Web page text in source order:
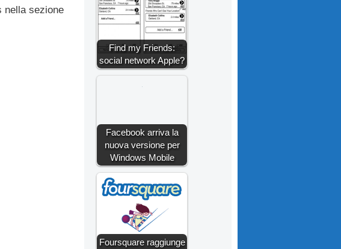
nella sezione
Find my Friends:
social network Apple?
Facebook arriva la
nuova versione per
Windows Mobile
Foursquare raggiunge